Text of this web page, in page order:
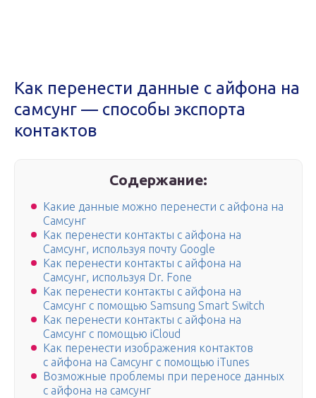
Как перенести данные с айфона на
самсунг — способы экспорта
контактов
Содержание:
Какие данные можно перенести с айфона на
Самсунг
Как перенести контакты с айфона на
Самсунг, используя почту Google
Как перенести контакты с айфона на
Самсунг, используя Dr. Fone
Как перенести контакты с айфона на
Самсунг с помощью Samsung Smart Switch
Как перенести контакты с айфона на
Самсунг с помощью iCloud
Как перенести изображения контактов
с айфона на Самсунг с помощью iTunes
Возможные проблемы при переносе данных
с айфона на самсунг